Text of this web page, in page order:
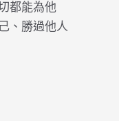
都能為他
、勝過他人